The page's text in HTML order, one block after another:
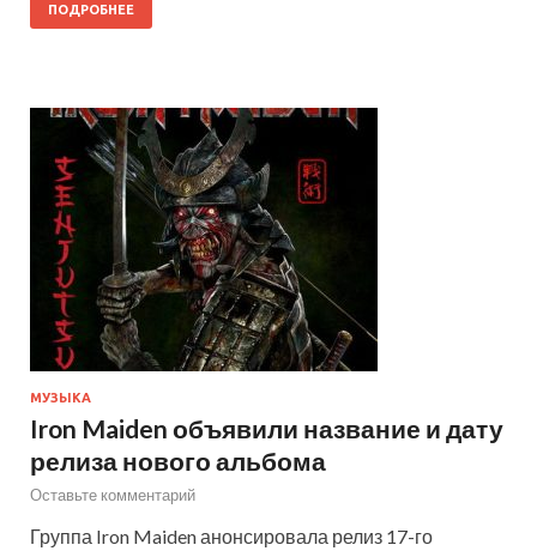
ПОДРОБНЕЕ
МУЗЫКА
Iron Maiden объявили название и дату
релиза нового альбома
Оставьте комментарий
Группа Iron Maiden анонсировала релиз 17-го